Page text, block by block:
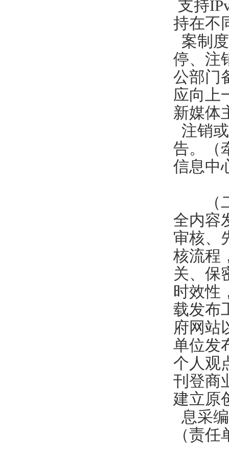
支持
持在不
案制
停、注
公部门
应向上
新媒体
注销
告。（
信息中
（二
全内容
审核、
核流程
关、保
时效性
载发布
府网站
单位发
个人观
刊登商
建立原
息采
（责